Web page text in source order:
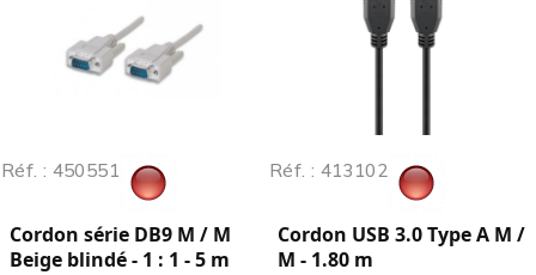
Réf. : 450551
Cordon série DB9 M / M
Beige blindé - 1 : 1 - 5 m
Réf. : 413102
Cordon USB 3.0 Type A M /
M - 1.80 m